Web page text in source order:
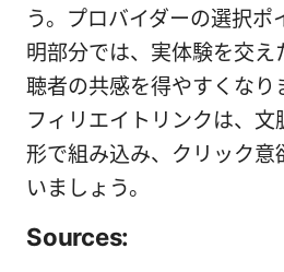
う。プロバイダーの選択ポ
明部分では、実体験を交
聴者の共感を得やすくなり
フィリエイトリンクは、
形で組み込み、クリック意
いましょう。
Sources: